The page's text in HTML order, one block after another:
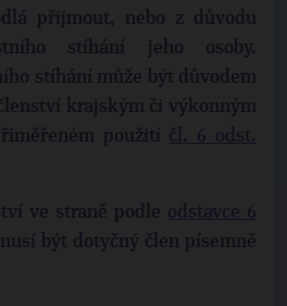
přijmout, nebo z důvodu
stíhání jeho osoby.
stíhání může být důvodem
krajským či výkonným
použití
ve straně podle
být dotyčný člen písemně